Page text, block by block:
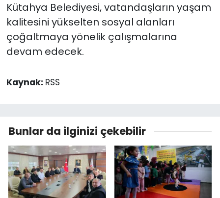
Kütahya Belediyesi, vatandaşların yaşam
kalitesini yükselten sosyal alanları
çoğaltmaya yönelik çalışmalarına
devam edecek.
Kaynak: RSS
Bunlar da ilginizi çekebilir